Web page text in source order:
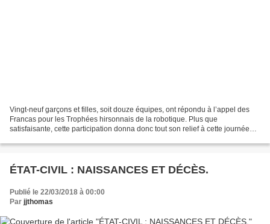
Vingt-neuf garçons et filles, soit douze équipes, ont répondu à l’appel des
Francas pour les Trophées hirsonnais de la robotique. Plus que
satisfaisante, cette participation donna donc tout son relief à cette journée
ÉTAT-CIVIL : NAISSANCES ET DÉCÈS.
Publié le 22/03/2018 à 00:00
Par jjthomas